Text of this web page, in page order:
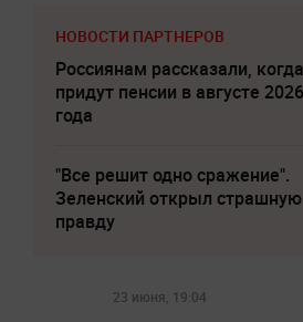
НОВОСТИ ПАРТНЕРОВ
Россиянам рассказали, когда
придут пенсии в августе 2026
года
"Все решит одно сражение".
Зеленский открыл страшную
правду
23 июня, 19:04